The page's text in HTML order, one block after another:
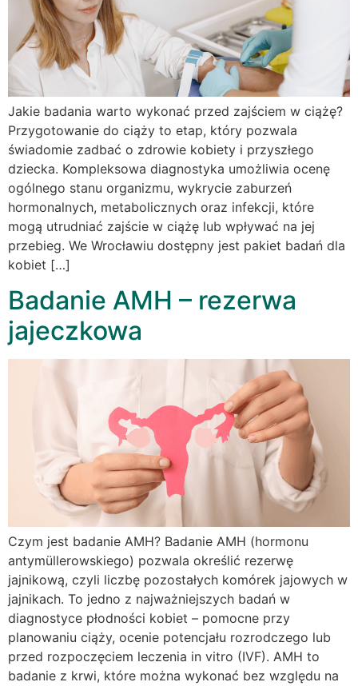
Jakie badania warto wykonać przed zajściem w ciążę?
Przygotowanie do ciąży to etap, który pozwala
świadomie zadbać o zdrowie kobiety i przyszłego
dziecka. Kompleksowa diagnostyka umożliwia ocenę
ogólnego stanu organizmu, wykrycie zaburzeń
hormonalnych, metabolicznych oraz infekcji, które
mogą utrudniać zajście w ciążę lub wpływać na jej
przebieg. We Wrocławiu dostępny jest pakiet badań dla
kobiet […]
Badanie AMH – rezerwa
jajeczkowa
Czym jest badanie AMH? Badanie AMH (hormonu
antymüllerowskiego) pozwala określić rezerwę
jajnikową, czyli liczbę pozostałych komórek jajowych w
jajnikach. To jedno z najważniejszych badań w
diagnostyce płodności kobiet – pomocne przy
planowaniu ciąży, ocenie potencjału rozrodczego lub
przed rozpoczęciem leczenia in vitro (IVF). AMH to
badanie z krwi, które można wykonać bez względu na